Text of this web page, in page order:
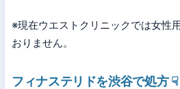
※現在ウエストクリニックでは女性
おりません。
フィナステリドを渋谷で処方☟